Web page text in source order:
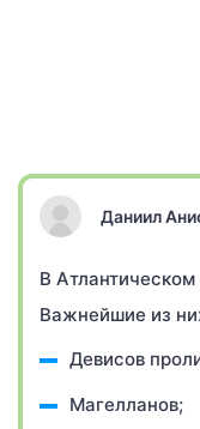
Даниил
В
Важнейшие из
Девисов
Магелланов;